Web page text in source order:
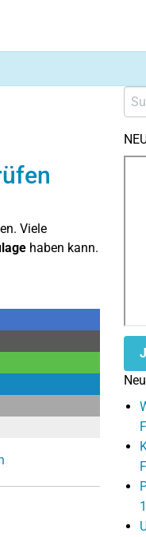
Viele
haben kann.